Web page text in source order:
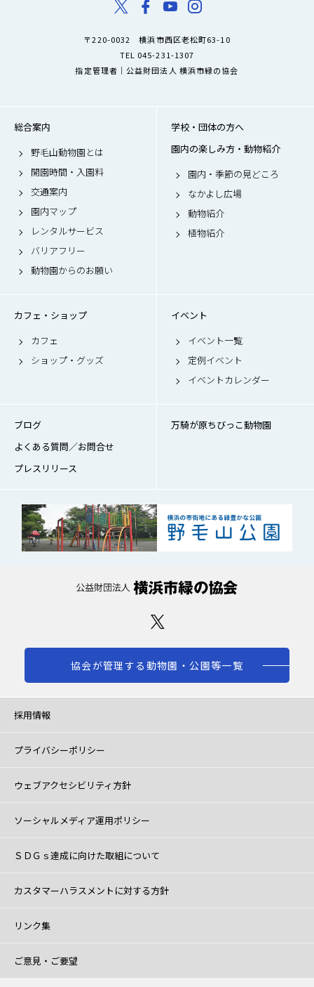
〒220-0032 横浜市西区老松町63-10
TEL 045-231-1307
指定管理者｜公益財団法人 横浜市緑の協会
総合案内
野毛山動物園とは
開園時間・入園料
交通案内
園内マップ
レンタルサービス
バリアフリー
動物園からのお願い
学校・団体の方へ
園内の楽しみ方・動物紹介
園内・季節の見どころ
なかよし広場
動物紹介
植物紹介
カフェ・ショップ
カフェ
ショップ・グッズ
イベント
イベント一覧
定例イベント
イベントカレンダー
ブログ
よくある質問／お問合せ
プレスリリース
万騎が原ちびっこ動物園
協会が管理する動物園・公園等一覧
採用情報
プライバシーポリシー
ウェブアクセシビリティ方針
ソーシャルメディア運用ポリシー
ＳＤＧｓ達成に向けた取組について
カスタマーハラスメントに対する方針
リンク集
ご意見・ご要望